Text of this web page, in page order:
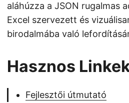
aláhúzza a JSON rugalmas
Excel szervezett és
birodalmába való
Hasznos
Fejlesztői útmutató